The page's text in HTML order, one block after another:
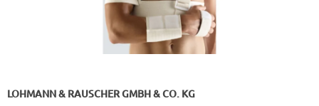
LOHMANN & RAUSCHER GMBH & CO. KG